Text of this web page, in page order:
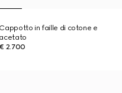
Cappotto in faille di cotone e
acetato
€ 2.700